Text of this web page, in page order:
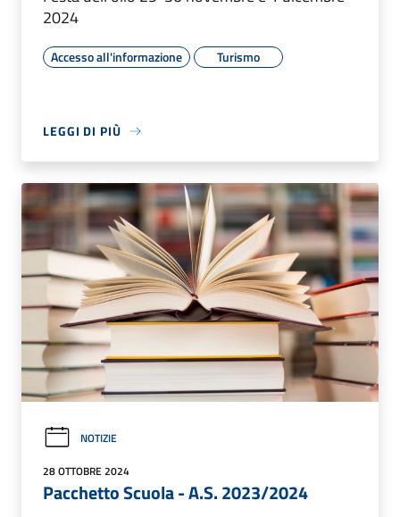
2024
Accesso all'informazione Turismo
LEGGI DI PIÙ
NOTIZIE
28 OTTOBRE 2024
Pacchetto Scuola - A.S. 2023/2024